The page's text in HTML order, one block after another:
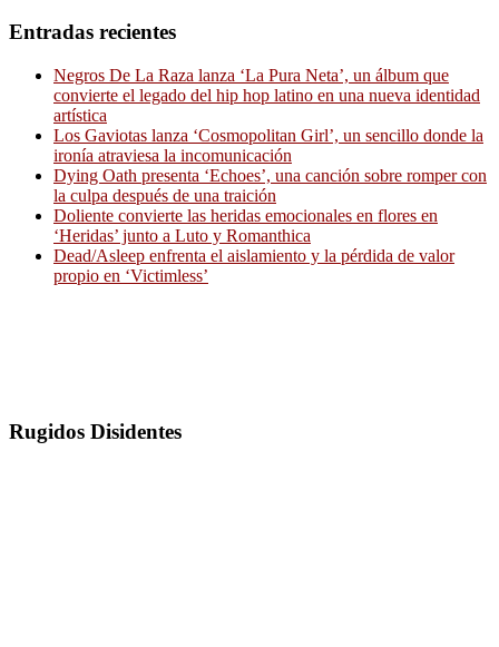
Entradas recientes
Negros De La Raza lanza ‘La Pura Neta’, un álbum que
convierte el legado del hip hop latino en una nueva identidad
artística
Los Gaviotas lanza ‘Cosmopolitan Girl’, un sencillo donde la
ironía atraviesa la incomunicación
Dying Oath presenta ‘Echoes’, una canción sobre romper con
la culpa después de una traición
Doliente convierte las heridas emocionales en flores en
‘Heridas’ junto a Luto y Romanthica
Dead/Asleep enfrenta el aislamiento y la pérdida de valor
propio en ‘Victimless’
Rugidos Disidentes